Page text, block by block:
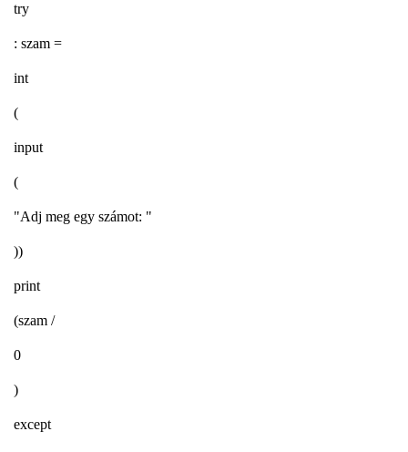
try
: szam =
int
(
input
(
"Adj meg egy számot: "
))
print
(szam /
0
)
except